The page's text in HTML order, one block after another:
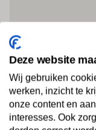
Deze website
Wij gebruiken
werken, inzicht te
onze content en
interesses. Ook